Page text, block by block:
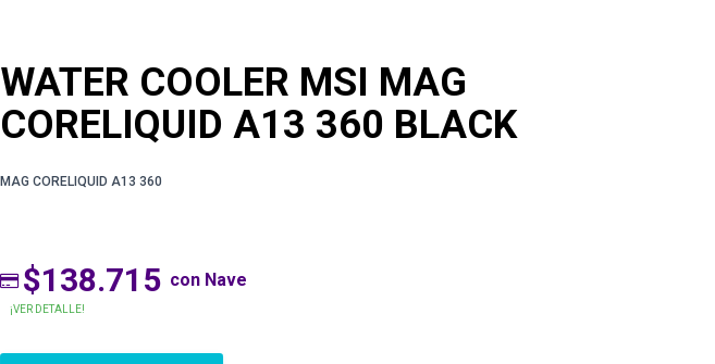
WATER COOLER MSI MAG
CORELIQUID A13 360 BLACK
MAG CORELIQUID A13 360
$138.715 con Nave
¡VER DETALLE!